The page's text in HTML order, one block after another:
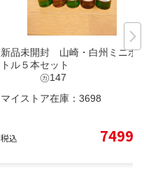
新品未開封 山崎・白州ミニボ
トル５本セット
㋕147
マイストア在庫： 3698
税込 7499